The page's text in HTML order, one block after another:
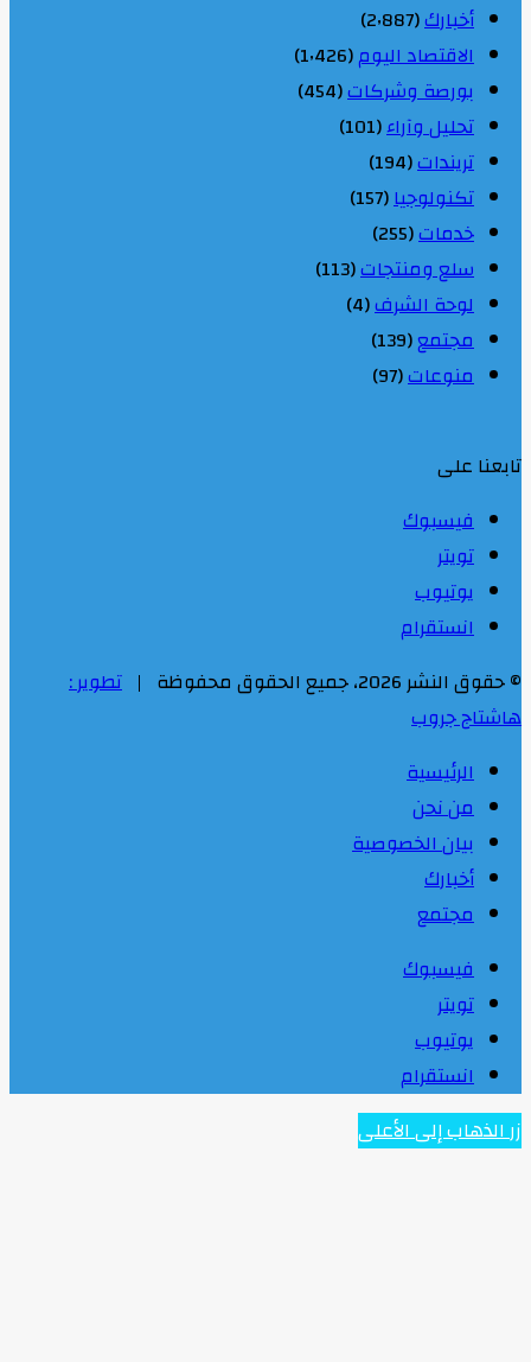
أخبارك(2٬887)
الاقتصاد اليوم(1٬426)
بورصة وشركات(454)
تحليل وآراء(101)
تريندات(194)
تكنولوجيا(157)
خدمات(255)
سلع ومنتجات(113)
لوحة الشرف(4)
مجتمع(139)
منوعات(97)
تابعنا على
فيسبوك
تويتر
يوتيوب
انستقرام
© حقوق النشر 2026، جميع الحقوق محفوظة |
تطوير :
هاشتاج جروب
الرئيسية
من نحن
بيان الخصوصية
أخبارك
مجتمع
فيسبوك
تويتر
يوتيوب
انستقرام
زر الذهاب إلى الأعلى